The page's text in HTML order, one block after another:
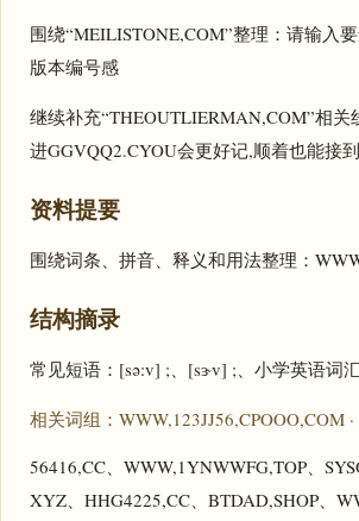
围绕“MEILISTONE,COM”整理：请输入
版本编号感
继续补充“THEOUTLIERMAN,COM”相
进GGVQQ2.CYOU会更好记,顺着也能接
资料提要
围绕词条、拼音、释义和用法整理：
结构摘录
常见短语：[sə:v] ;、[sɝv] ;、小学英语词
相关词组：WWW,123JJ56,CPOOO,COM
56416,CC、WWW,1YNWWFG,TOP、
XYZ、HHG4225,CC、BTDAD,SHOP、